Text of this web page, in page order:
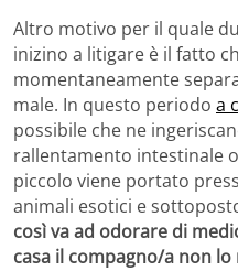
Altro motivo per il quale
inizino a litigare è il fatto
momentaneamente
male. In questo periodo a
possibile che ne
rallentamento intestinale
piccolo viene portato
animali esotici e
così va ad odorare di
casa il compagno/a non